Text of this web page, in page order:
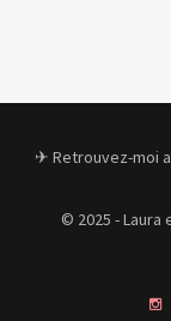
✈︎ Retrouvez-moi
© 2025 - Laura